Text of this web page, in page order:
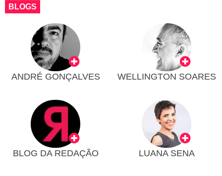
BLOGS
ANDRÉ GONÇALVES WELLINGTON SOARES
BLOG DA REDAÇÃO LUANA SENA